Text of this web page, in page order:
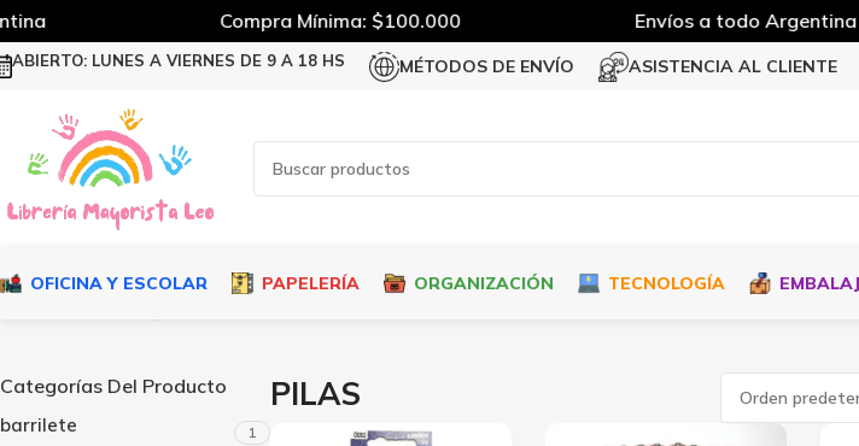
ABIERTO: LUNES A VIERNES DE 9 A 18 HS MÉTODOS DE ENVÍO ASISTENCIA AL CLIENTE
OFICINA Y ESCOLAR PAPELERÍA ORGANIZACIÓN TECNOLOGÍA
Categorías Del Producto
barrilete 1
PILAS
Compra Mínima: $100.000 Envíos a todo Argentina